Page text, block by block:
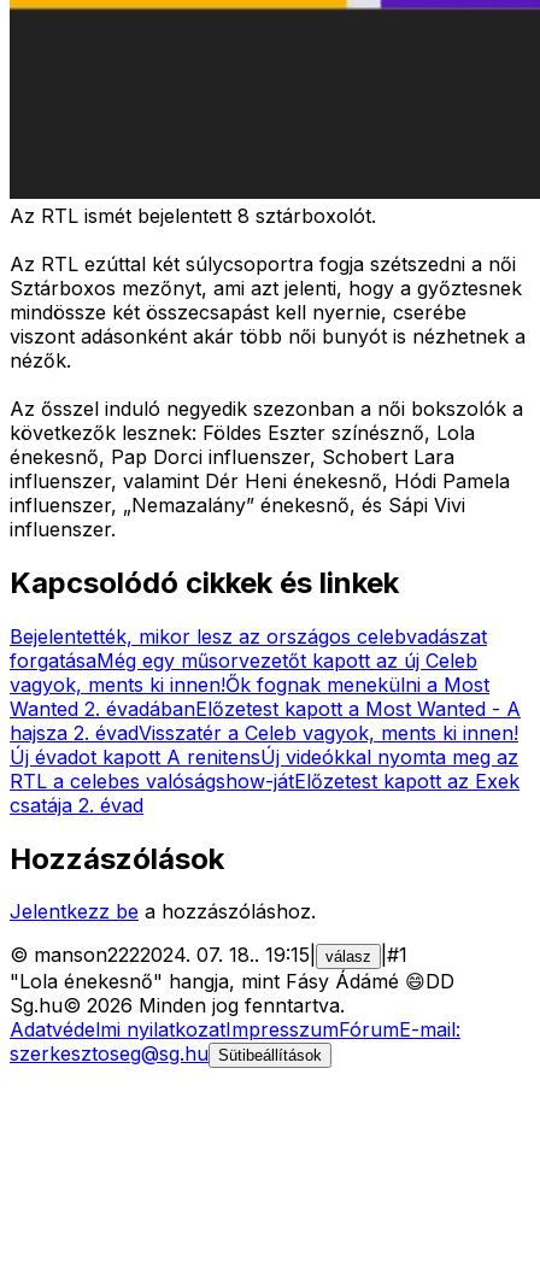
Az RTL ismét bejelentett 8 sztárboxolót.
Az RTL ezúttal két súlycsoportra fogja szétszedni a női
Sztárboxos mezőnyt, ami azt jelenti, hogy a győztesnek
mindössze két összecsapást kell nyernie, cserébe
viszont adásonként akár több női bunyót is nézhetnek a
nézők.
Az ősszel induló negyedik szezonban a női bokszolók a
következők lesznek: Földes Eszter színésznő, Lola
énekesnő, Pap Dorci influenszer, Schobert Lara
influenszer, valamint Dér Heni énekesnő, Hódi Pamela
influenszer, „Nemazalány” énekesnő, és Sápi Vivi
influenszer.
Kapcsolódó cikkek és linkek
Bejelentették, mikor lesz az országos celebvadászat
forgatásaMég egy műsorvezetőt kapott az új Celeb
vagyok, ments ki innen!Ők fognak menekülni a Most
Wanted 2. évadábanElőzetest kapott a Most Wanted - A
hajsza 2. évadVisszatér a Celeb vagyok, ments ki innen!
Új évadot kapott A renitensÚj videókkal nyomta meg az
RTL a celebes valóságshow-játElőzetest kapott az Exek
csatája 2. évad
Hozzászólások
Jelentkezz be a hozzászóláshoz.
© manson2222024. 07. 18.. 19:15 válasz #1
"Lola énekesnő" hangja, mint Fásy Ádámé 😄DD
Sg.hu© 2026 Minden jog fenntartva.
Adatvédelmi nyilatkozatImpresszumFórumE-mail:
szerkesztoseg@sg.hu Sütibeállítások